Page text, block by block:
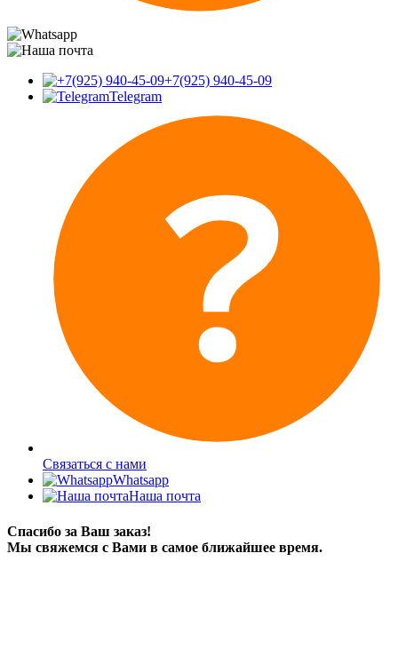
+7(925) 940-45-09
Telegram
Связаться с нами
Whatsapp
Наша почта
Спасибо за Ваш заказ!
Мы свяжемся с Вами в самое ближайшее время.